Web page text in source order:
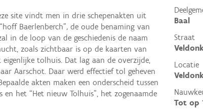
Baal
Straat
Locatie
Tot op
site vindt men in drie schepenakten uit
Baerlenberch”, de oude benaming van
in de loop van de geschiedenis de naam
zoals zichtbaar is op de kaarten van
eigenlijke tolhuis. Dat lag aan de overzijde,
Aarschot. Daar werd effectief tol geheven
akten maken een onderscheid tussen
het “Het nieuw Tolhuis”, het zogenaamde